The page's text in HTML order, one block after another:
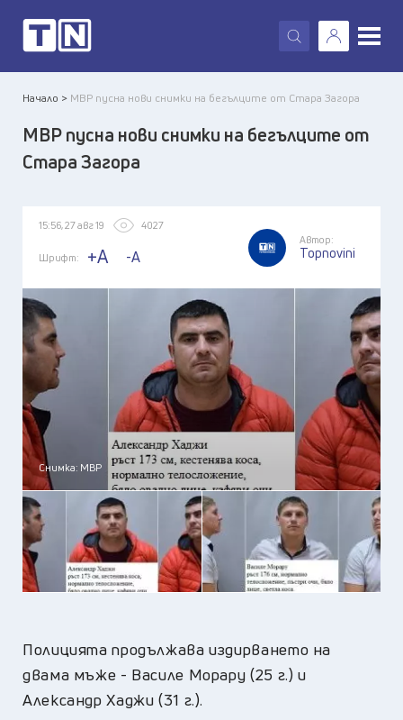
X
Начало > МВР пусна нови снимки на бегълците от Стара Загора
МВР пусна нови снимки на бегълците от
Стара Загора
15:56, 27 авг 19 4027
Шрифт: +A -A
Автор:
Topnovini
Снимка: МВР
Полицията продължава издирването на
двама мъже - Василе Морару (25 г.) и
Александр Хаджи (31 г.).